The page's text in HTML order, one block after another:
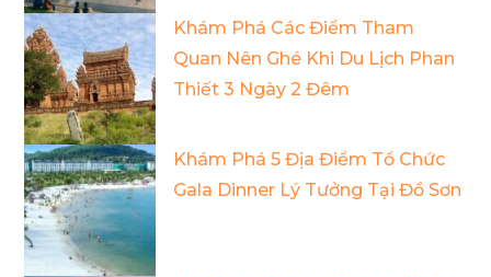
Khám Phá Các Điểm Tham
Quan Nên Ghé Khi Du Lịch Phan
Thiết 3 Ngày 2 Đêm
Khám Phá 5 Địa Điểm Tổ Chức
Gala Dinner Lý Tưởng Tại Đồ Sơn